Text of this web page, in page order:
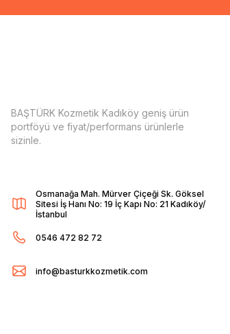
BAŞTÜRK Kozmetik Kadıköy geniş ürün
portföyü ve fiyat/performans ürünlerle
sizinle.
Osmanağa Mah. Mürver Çiçeği Sk. Göksel
Sitesi İş Hanı No: 19 İç Kapı No: 21 Kadıköy/
İstanbul
0546 472 82 72
info@basturkkozmetik.com